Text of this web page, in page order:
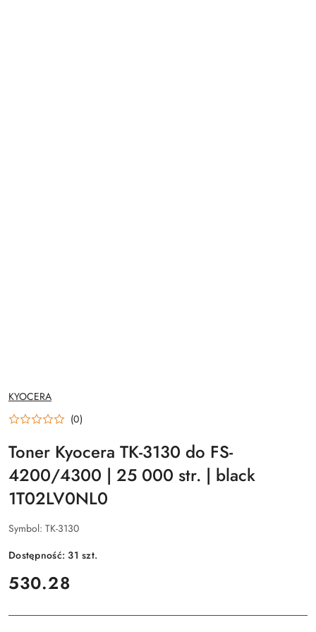
NAZWA
PRODUCENTA:
KYOCERA
(0)
Toner Kyocera TK-3130 do FS-
4200/4300 | 25 000 str. | black
1T02LV0NL0
Symbol: TK-3130
Dostępność:31szt.
cena:
530.28